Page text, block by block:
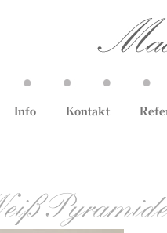
Info Kontakt